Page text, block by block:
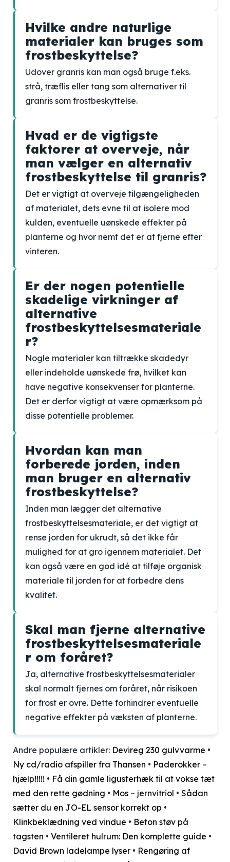
Hvilke andre naturlige
materialer kan bruges som
frostbeskyttelse?
Udover granris kan man også bruge f.eks.
strå, træflis eller tang som alternativer til
granris som frostbeskyttelse.
Hvad er de vigtigste
faktorer at overveje, når
man vælger en alternativ
frostbeskyttelse til granris?
Det er vigtigt at overveje tilgængeligheden
af materialet, dets evne til at isolere mod
kulden, eventuelle uønskede effekter på
planterne og hvor nemt det er at fjerne efter
vinteren.
Er der nogen potentielle
skadelige virkninger af
alternative
frostbeskyttelsesmateriale
r?
Nogle materialer kan tiltrække skadedyr
eller indeholde uønskede frø, hvilket kan
have negative konsekvenser for planterne.
Det er derfor vigtigt at være opmærksom på
disse potentielle problemer.
Hvordan kan man
forberede jorden, inden
man bruger en alternativ
frostbeskyttelse?
Inden man lægger det alternative
frostbeskyttelsesmateriale, er det vigtigt at
rense jorden for ukrudt, så det ikke får
mulighed for at gro igennem materialet. Det
kan også være en god idé at tilføje organisk
materiale til jorden for at forbedre dens
kvalitet.
Skal man fjerne alternative
frostbeskyttelsesmateriale
r om foråret?
Ja, alternative frostbeskyttelsesmaterialer
skal normalt fjernes om foråret, når risikoen
for frost er ovre. Dette forhindrer eventuelle
negative effekter på væksten af planterne.
Andre populære artikler: Devireg 230 gulvvarme •
Ny cd/radio afspiller fra Thansen • Paderokker –
hjælp!!!!! • Få din gamle ligusterhæk til at vokse tæt
med den rette gødning • Mos – jernvitriol • Sådan
sætter du en JO-EL sensor korrekt op •
Klinkbeklædning ved vindue • Beton støv på
tagsten • Ventileret hulrum: Den komplette guide •
David Brown ladelampe lyser • Rengøring af